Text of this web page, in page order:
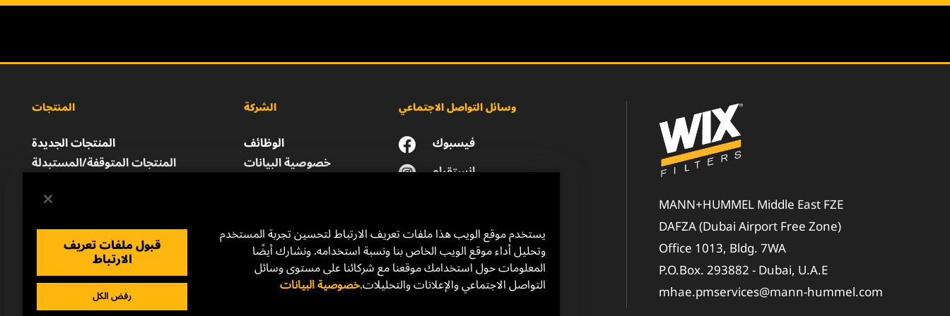
المنتجات
المنتجات الجديدة
المنتجات المتوقفة/المستبدلة
الشركة
الوظائف
خصوصية البيانات
وسائل التواصل الاجتماعي
فيسبوك
انستقرام
MANN+HUMMEL Middle East FZE
DAFZA (Dubai Airport Free Zone)
Office 1013, Bldg. 7WA
P.O.Box. 293882 - Dubai, U.A.E
mhae.pmservices@mann-hummel.com
يستخدم موقع الويب هذا ملفات تعريف الارتباط لتحسين تجربة المستخدم
وتحليل أداء موقع الويب الخاص بنا ونسبة استخدامه. ونشارك أيضًا
المعلومات حول استخدامك موقعنا مع شركائنا على مستوى وسائل
التواصل الاجتماعي والإعلانات والتحليلات.خصوصية البيانات
قبول ملفات تعريف
الارتباط
رفض الكل